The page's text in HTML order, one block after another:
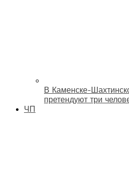
В Каменске-
претендуют три
ЧП